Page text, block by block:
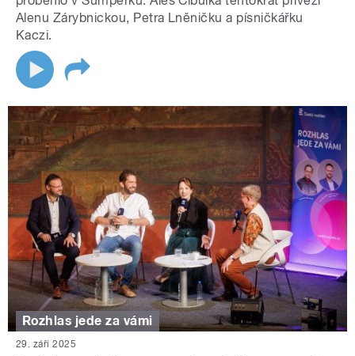
Alenu Zárybnickou, Petra Lněničku a písničkářku
Kaczi.
Rozhlas jede za vámi
29. září 2025